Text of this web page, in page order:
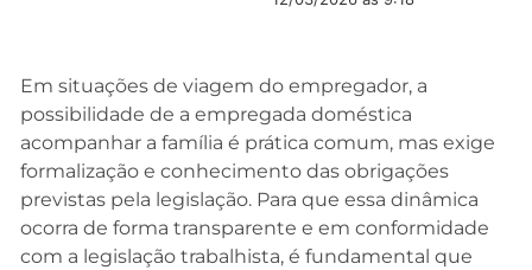
Em situações de viagem do empregador, a
possibilidade de a empregada doméstica
acompanhar a família é prática comum, mas exige
formalização e conhecimento das obrigações
previstas pela legislação. Para que essa dinâmica
ocorra de forma transparente e em conformidade
com a legislação trabalhista, é fundamental que